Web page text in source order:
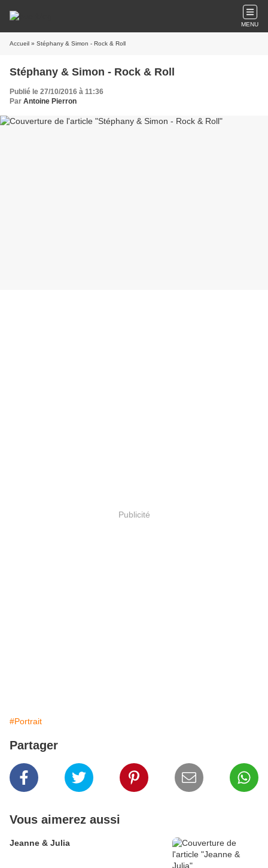
MENU
Accueil » Stéphany & Simon - Rock & Roll
Stéphany & Simon - Rock & Roll
Publié le 27/10/2016 à 11:36
Par Antoine Pierron
Publicité
#Portrait
Partager
Vous aimerez aussi
Jeanne & Julia